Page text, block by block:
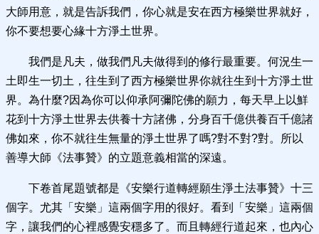
大師用意，就是告訴我們，你心就是安在西方極樂世界就好，
你不要想要心緣十方淨土世界。
我們是凡夫，做我們凡夫做得到的修行最重要。何況生一
土即生一切土，往生到了西方極樂世界你就往生到十方淨土世
界。為什麼?因為你可以仰承阿彌陀佛的願力，每天早上以鮮
花到十方淨土世界去供養十方諸佛，分身百千億供養百千億諸
佛如來，你不就往生無量的淨土世界了嗎?對不對?對。所以
善導大師《法事贊》的立題意義相當的深遠。
下卷首尾題號都是《安樂行道轉經願生淨土法事贊》十三
個字。尤其「安樂」這兩個字用的很好。看到「安樂」這兩個
字，讓我們的心裡感覺安穩多了。而且轉經行道起來，也內心